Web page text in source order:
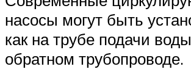
насосы могут быть
как на трубе подачи
обратном трубопроводе.